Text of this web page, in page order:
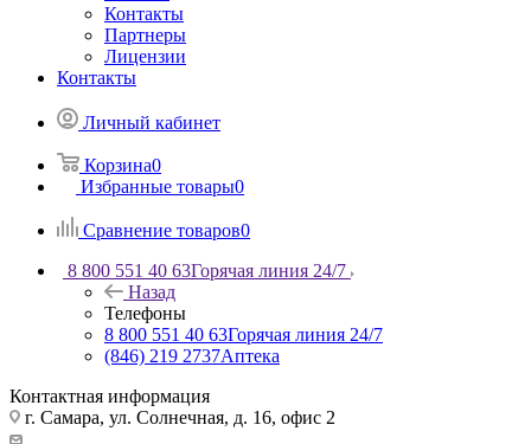
Контакты
Партнеры
Лицензии
Контакты
Личный кабинет
Корзина0
Избранные товары0
Сравнение товаров0
8 800 551 40 63Горячая линия 24/7
Назад
Телефоны
8 800 551 40 63Горячая линия 24/7
(846) 219 2737Аптека
Контактная информация
г. Самара, ул. Солнечная, д. 16, офис 2